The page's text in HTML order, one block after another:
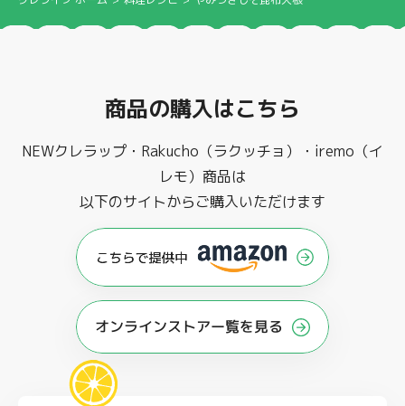
商品の購入はこちら
NEWクレラップ・Rakucho（ラクッチョ）・iremo（イ
レモ）商品は
以下のサイトからご購入いただけます
オンラインストアー覧を見る